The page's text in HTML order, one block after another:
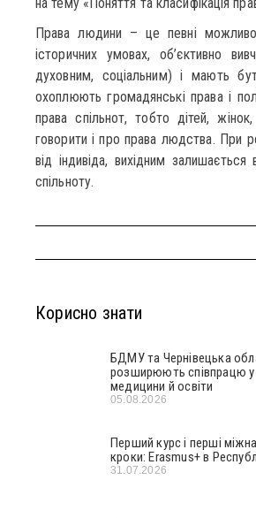
Права людини – це певні
історичних умовах, об’єктивно
духовним, соціальним) і мають
охоплюють громадянські права і
права спільнот, тобто дітей,
говорити і про права людства. При
від індивіда, вихідним
спільноту.
Корисно знати
БДМУ та Чернівецька
розширюють співпрацю у
медицини й освіти
05.08.2026
Перший курс і перші
кроки: Erasmus+ в
31.07.2026